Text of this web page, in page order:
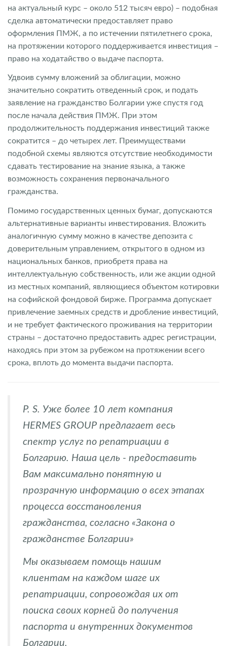
на актуальный курс – около 512 тысяч евро) – подобная
сделка автоматически предоставляет право
оформления ПМЖ, а по истечении пятилетнего срока,
на протяжении которого поддерживается инвестиция –
право на ходатайство о выдаче паспорта.
Удвоив сумму вложений за облигации, можно
значительно сократить отведенный срок, и подать
заявление на гражданство Болгарии уже спустя год
после начала действия ПМЖ. При этом
продолжительность поддержания инвестиций также
сократится – до четырех лет. Преимуществами
подобной схемы являются отсутствие необходимости
сдавать тестирование на знание языка, а также
возможность сохранения первоначального
гражданства.
Помимо государственных ценных бумаг, допускаются
альтернативные варианты инвестирования. Вложить
аналогичную сумму можно в качестве депозита с
доверительным управлением, открытого в одном из
национальных банков, приобретя права на
интеллектуальную собственность, или же акции одной
из местных компаний, являющиеся объектом котировки
на софийской фондовой бирже. Программа допускает
привлечение заемных средств и дробление инвестиций,
и не требует фактического проживания на территории
страны – достаточно предоставить адрес регистрации,
находясь при этом за рубежом на протяжении всего
срока, вплоть до момента выдачи паспорта.
P. S. Уже более 10 лет компания
HERMES GROUP предлагает весь
спектр услуг по репатриации в
Болгарию. Наша цель - предоставить
Вам максимально понятную и
прозрачную информацию о всех этапах
процесса восстановления
гражданства, согласно «Закона о
гражданстве Болгарии»
Мы оказываем помощь нашим
клиентам на каждом шаге их
репатриации, сопровождая их от
поиска своих корней до получения
паспорта и внутренних документов
Болгарии.